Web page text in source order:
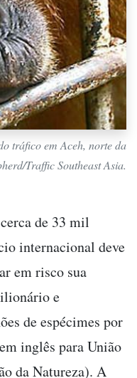
tráfico em Aceh, norte da
Traffic Southeast Asia.
de 33 mil
internacional deve
em risco sua
e
de espécimes por
inglês para União
da Natureza). A